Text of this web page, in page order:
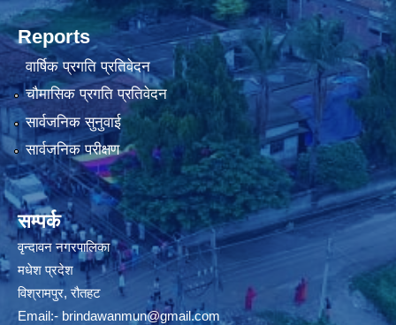
Reports
वार्षिक प्रगति प्रतिवेदन
चौमासिक प्रगति प्रतिवेदन
सार्वजनिक सुनुवाई
सार्वजनिक परीक्षण
सम्पर्क
वृन्दावन नगरपालिका
मधेश प्रदेश
विश्रामपुर, रौतहट
Email:- brindawanmun@gmail.com